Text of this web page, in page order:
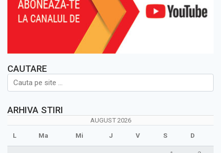
CAUTARE
ARHIVA STIRI
AUGUST 2026
L Ma Mi J V S D